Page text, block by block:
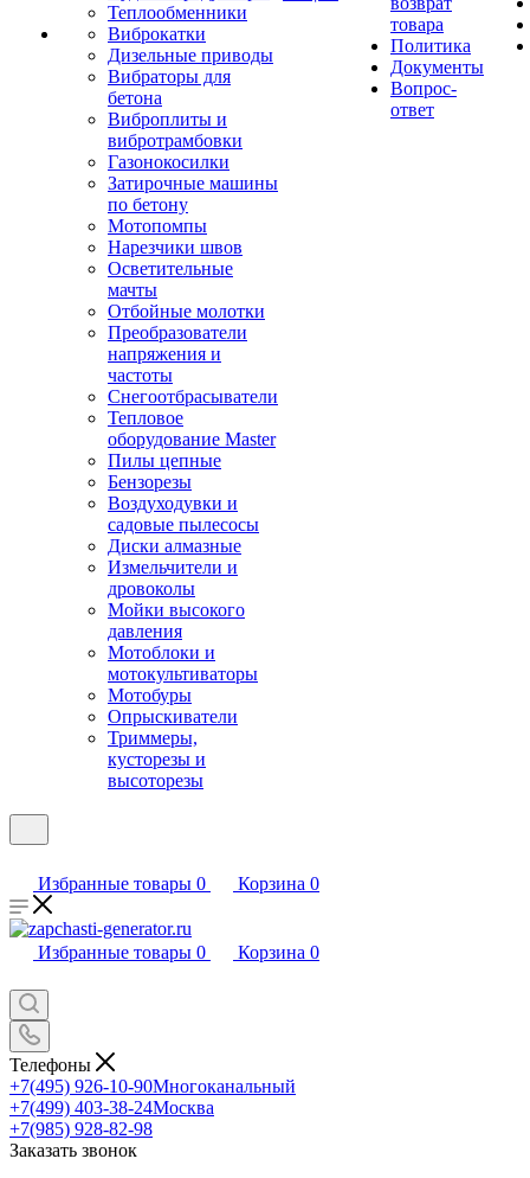
Теплообменники
Виброкатки
Дизельные приводы
Вибраторы для
бетона
Виброплиты и
вибротрамбовки
Газонокосилки
Затирочные машины
по бетону
Мотопомпы
Нарезчики швов
Осветительные
мачты
Отбойные молотки
Преобразователи
напряжения и
частоты
Снегоотбрасыватели
Тепловое
оборудование Master
Пилы цепные
Бензорезы
Воздуходувки и
садовые пылесосы
Диски алмазные
Измельчители и
дровоколы
Мойки высокого
давления
Мотоблоки и
мотокультиваторы
Мотобуры
Опрыскиватели
Триммеры,
кусторезы и
высоторезы
товара
Политика
Документы
Вопрос-
ответ
Избранные товары 0 Корзина 0
Избранные товары 0 Корзина 0
Телефоны
+7(495) 926-10-90Многоканальный
+7(499) 403-38-24Москва
+7(985) 928-82-98
Заказать звонок